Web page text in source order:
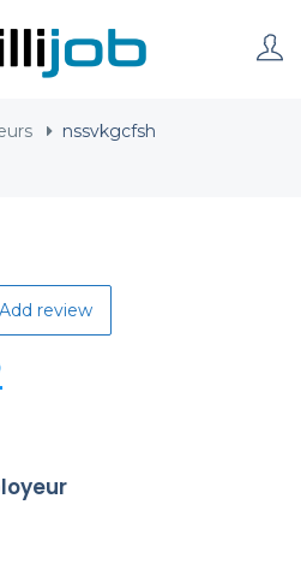
nssvkgcfsh
Add review